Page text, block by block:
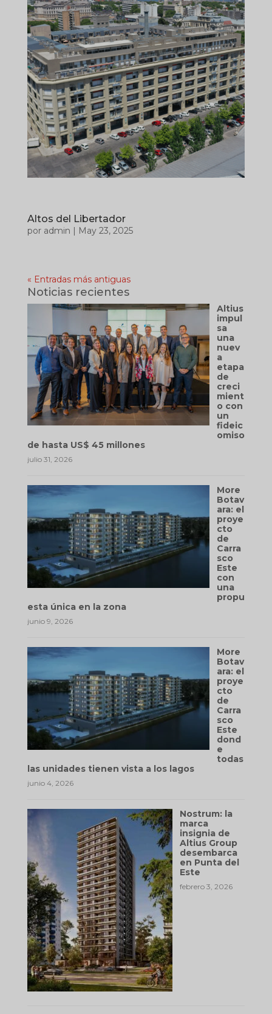
Altos del Libertador
por admin | May 23, 2025
« Entradas más antiguas
Noticias recientes
Altius
impul
sa
una
nuev
a
etapa
de
creci
mient
o con
un
fideic
omiso
de hasta US$ 45 millones
julio 31, 2026
More
Botav
ara: el
proye
cto
de
Carra
sco
Este
con
una
propu
esta única en la zona
junio 9, 2026
More
Botav
ara: el
proye
cto
de
Carra
sco
Este
dond
e
todas
las unidades tienen vista a los lagos
junio 4, 2026
Nostrum: la
marca
insignia de
Altius Group
desembarca
en Punta del
Este
febrero 3, 2026